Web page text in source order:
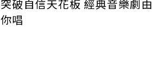
突破自信天花板 經典音樂劇由
你唱